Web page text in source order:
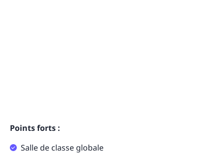
Points forts :
Salle de classe globale